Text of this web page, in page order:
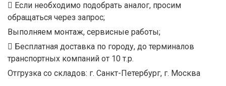
Если необходимо подобрать аналог, просим
обращаться через запрос;
Выполняем монтаж, сервисные работы;
Бесплатная доставка по городу, до терминалов
транспортных компаний от 10 т.р.
Отгрузка со складов: г. Санкт-Петербург, г. Москва